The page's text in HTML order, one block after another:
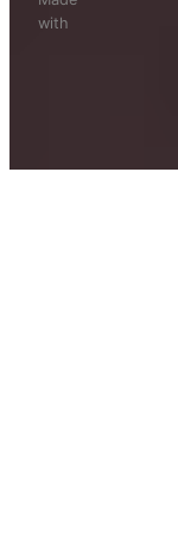
with